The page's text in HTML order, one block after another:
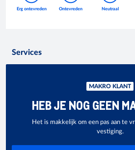
Services
MAKRO KLANT
HEB JE NOG GEEN
Het is makkelijk om een pas aan te
vestiging.